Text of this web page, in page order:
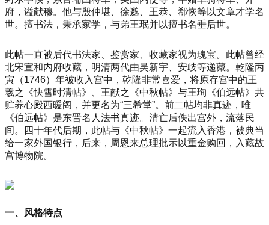
府，谥献穆。他与殷仲堪、徐邈、王恭、郗恢等以文章才学名
世。擅书法，秉承家学，与弟王珉并以擅书名垂后世。
此帖一直被后代书法家、鉴赏家、收藏家视为瑰宝。此帖曾经
北宋宣和内府收藏，明清两代由吴新宇、安歧等递藏。乾隆丙
寅（1746）年被收入宫中，乾隆非常喜爱，将原存宫中的王
羲之《快雪时清帖》、王献之《中秋帖》与王珣《伯远帖》共
贮养心殿西暖阁，并更名为“三希堂”。前二帖均非真迹，唯
《伯远帖》是东晋名人法书真迹。清亡后佚出宫外，流落民
间。四十年代后期，此帖与《中秋帖》一起流入香港，被典当
给一家外国银行，后来，周恩来总理批示以重金购回，入藏故
宫博物院。
一、风格特点